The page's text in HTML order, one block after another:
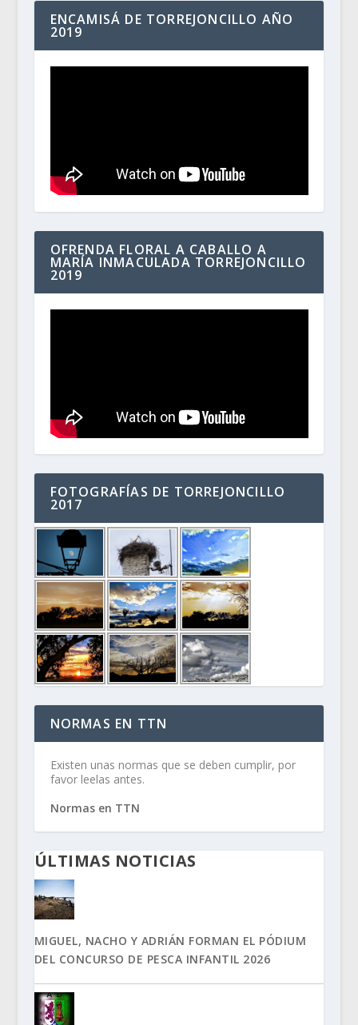
ENCAMISÁ DE TORREJONCILLO AÑO
2019
OFRENDA FLORAL A CABALLO A
MARÍA INMACULADA TORREJONCILLO
2019
FOTOGRAFÍAS DE TORREJONCILLO
2017
NORMAS EN TTN
Existen unas normas que se deben cumplir, por
favor leelas antes.
Normas en TTN
ÚLTIMAS NOTICIAS
MIGUEL, NACHO Y ADRIÁN FORMAN EL PÓDIUM
DEL CONCURSO DE PESCA INFANTIL 2026